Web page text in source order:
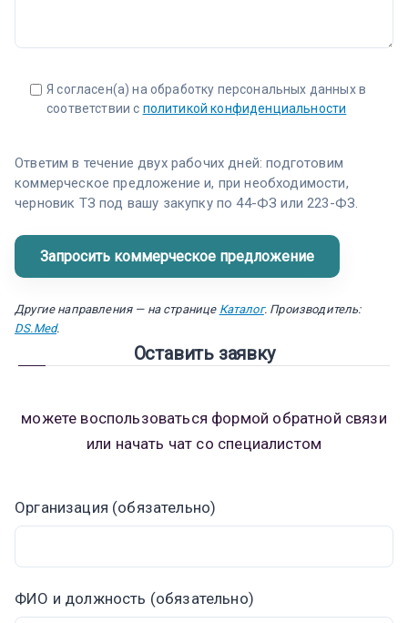
Я согласен(а) на обработку персональных данных в
соответствии с политикой конфиденциальности
Ответим в течение двух рабочих дней: подготовим
коммерческое предложение и, при необходимости,
черновик ТЗ под вашу закупку по 44-ФЗ или 223-ФЗ.
Другие направления — на странице Каталог. Производитель:
DS.Med.
Оставить заявку
можете воспользоваться формой обратной связи
или начать чат со специалистом
Организация (обязательно)
ФИО и должность (обязательно)